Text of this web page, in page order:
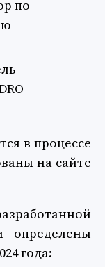
по
в процессе
на сайте
определены
года: